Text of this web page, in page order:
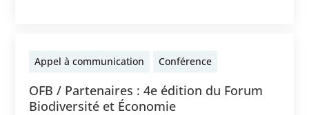
Appel à communication Conférence
OFB / Partenaires : 4e édition du Forum
Biodiversité et Économie